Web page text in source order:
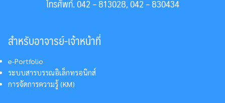
โทรศัพท์. 042 – 813028, 042 – 830434
สำหรับอาจารย์-เจ้าหน้าที่
e-Portfolio
ระบบสารบรรณอิเล็กทรอนิกส์
การจัดการความรู้ (KM)